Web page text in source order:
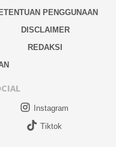
PENGGUNAAN
DISCLAIMER
REDAKSI
Instagram
Tiktok